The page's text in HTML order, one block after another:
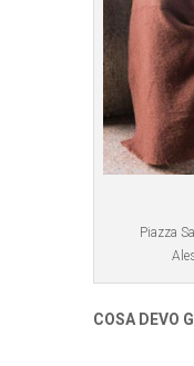
Piazza
COSA DEVO